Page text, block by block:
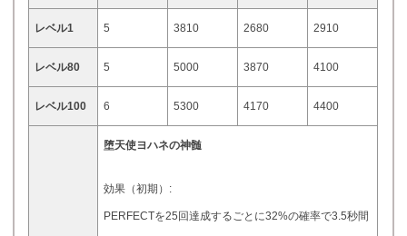
レベル1 5 3810 2680 2910
レベル80 5 5000 3870 4100
レベル100 6 5300 4170 4400
堕天使ヨハネの神髄
効果（初期）:
PERFECTを25回達成するごとに32%の確率で3.5秒間